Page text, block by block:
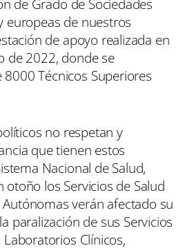
de Grado de Sociedades
europeas de nuestros
de apoyo realizada en
de 2022, donde se
Técnicos Superiores
no respetan y
que tienen estos
Nacional de Salud,
los Servicios de Salud
verán afectado su
paralización de sus Servicios
Clínicos,